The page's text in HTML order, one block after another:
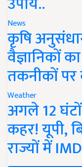
News
कृषि
वैज्ञानिकों
तकनीकों पर
Weather
अगले 12
कहर! यूपी,
राज्यों में